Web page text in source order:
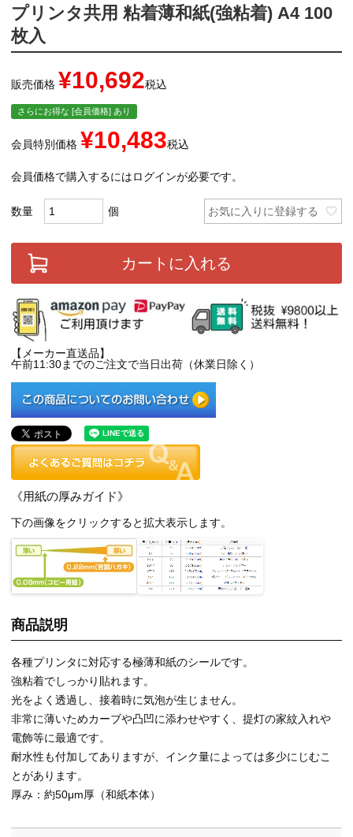
プリンタ共用 粘着薄和紙(強粘着) A4 100
枚入
販売価格 ¥10,692税込
さらにお得な [会員価格] あり
会員特別価格 ¥10,483税込
会員価格で購入するにはログインが必要です。
お気に入りに登録する
カートに入れる
【メーカー直送品】
午前11:30までのご注文で当日出荷（休業日除く）
《用紙の厚みガイド》
下の画像をクリックすると拡大表示します。
商品説明
各種プリンタに対応する極薄和紙のシールです。
強粘着でしっかり貼れます。
光をよく透過し、接着時に気泡が生じません。
非常に薄いためカーブや凸凹に添わせやすく、提灯の家紋入れや
電飾等に最適です。
耐水性も付加してありますが、インク量によっては多少にじむこ
とがあります。
厚み：約50μm厚（和紙本体）